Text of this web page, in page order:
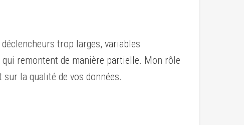
trop larges, variables
remontent de manière partielle. Mon rôle
la qualité de vos données.